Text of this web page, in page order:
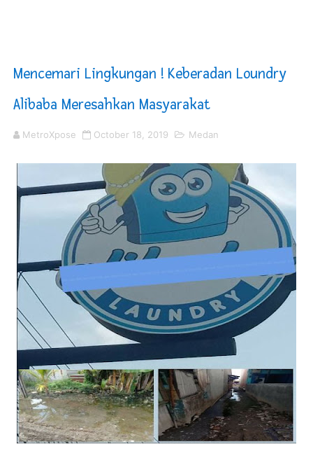
Kompol Pieter Fredy Matahelumual Resmi Jadi
Anggota DPRD SBB Beri Masukan kepada Kadis
Air Sungai Bekasi Menghitam Berbusa dan Bau
Mencemari Lingkungan ! Keberadan Loundry
Alibaba Meresahkan Masyarakat
MetroXpose October 18, 2019 Medan